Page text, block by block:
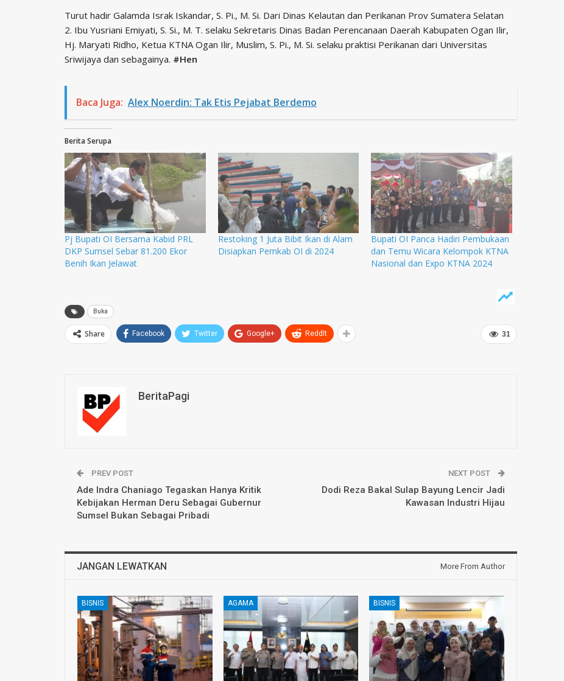
Turut hadir Galamda Israk Iskandar, S. Pi., M. Si. Dari Dinas Kelautan dan Perikanan Prov Sumatera Selatan
2. Ibu Yusriani Emiyati, S. Si., M. T. selaku Sekretaris Dinas Badan Perencanaan Daerah Kabupaten Ogan Ilir,
Hj. Maryati Ridho, Ketua KTNA Ogan Ilir, Muslim, S. Pi., M. Si. selaku praktisi Perikanan dari Universitas
Sriwijaya dan sebagainya. #Hen
Baca Juga: Alex Noerdin: Tak Etis Pejabat Berdemo
Berita Serupa
Pj Bupati OI Bersama Kabid PRL
DKP Sumsel Sebar 81.200 Ekor
Benih Ikan Jelawat
Restoking 1 Juta Bibit Ikan di Alam
Disiapkan Pemkab OI di 2024
Bupati OI Panca Hadiri Pembukaan
dan Temu Wicara Kelompok KTNA
Nasional dan Expo KTNA 2024
Buka
31
Share Facebook Twitter Google+ ReddIt
BeritaPagi
PREV POST
Ade Indra Chaniago Tegaskan Hanya Kritik
Kebijakan Herman Deru Sebagai Gubernur
Sumsel Bukan Sebagai Pribadi
NEXT POST
Dodi Reza Bakal Sulap Bayung Lencir Jadi
Kawasan Industri Hijau
JANGAN LEWATKAN More From Author
BISNIS AGAMA BISNIS